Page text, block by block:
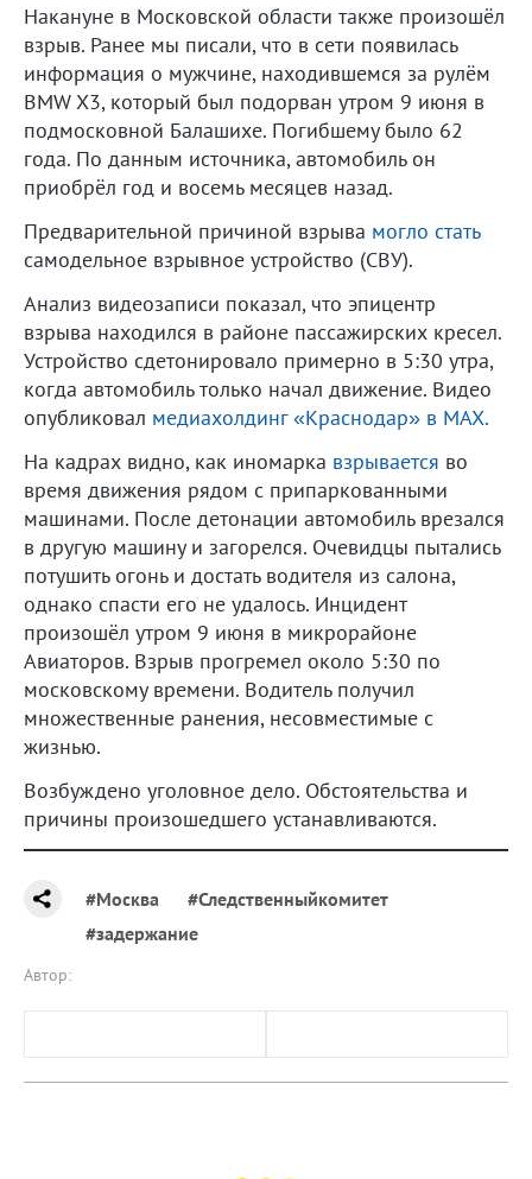
Накануне в Московской области также произошёл
взрыв. Ранее мы писали, что в сети появилась
информация о мужчине, находившемся за рулём
BMW X3, который был подорван утром 9 июня в
подмосковной Балашихе. Погибшему было 62
года. По данным источника, автомобиль он
приобрёл год и восемь месяцев назад.
Предварительной причиной взрыва могло стать
самодельное взрывное устройство (СВУ).
Анализ видеозаписи показал, что эпицентр
взрыва находился в районе пассажирских кресел.
Устройство сдетонировало примерно в 5:30 утра,
когда автомобиль только начал движение. Видео
опубликовал медиахолдинг «Краснодар» в MAX.
На кадрах видно, как иномарка взрывается во
время движения рядом с припаркованными
машинами. После детонации автомобиль врезался
в другую машину и загорелся. Очевидцы пытались
потушить огонь и достать водителя из салона,
однако спасти его не удалось. Инцидент
произошёл утром 9 июня в микрорайоне
Авиаторов. Взрыв прогремел около 5:30 по
московскому времени. Водитель получил
множественные ранения, несовместимые с
жизнью.
Возбуждено уголовное дело. Обстоятельства и
причины произошедшего устанавливаются.
#Москва
#Следственныйкомитет
#задержание
Автор: